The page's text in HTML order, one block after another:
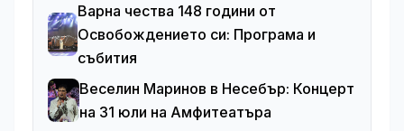
Варна чества 148 години от
Освобождението си: Програма и
събития
Веселин Маринов в Несебър: Концерт
на 31 юли на Амфитеатъра